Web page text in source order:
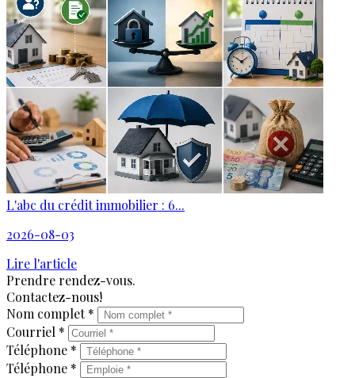
L'abc du crédit immobilier : 6...
2026-08-03
Lire l'article
Prendre rendez-vous.
Contactez-nous!
Nom complet *
Courriel *
Téléphone *
Téléphone *